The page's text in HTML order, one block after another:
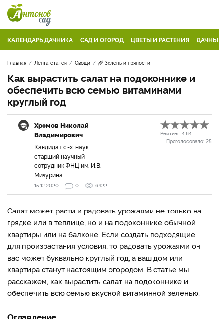
КАЛЕНДАРЬ ДАЧНИКА САД И ОГОРОД ЦВЕТЫ И РАСТЕНИЯ
Главная Лента статей Овощи 🌾 Зелень и пряности
Как вырастить салат на подоконнике и
обеспечить всю семью витаминами
круглый год
Хромов Николай
Владимирович
Кандидат с.-х. наук,
старший научный
сотрудник ФНЦ им. И.В.
Мичурина
Рейтинг: 4.84
Проголосовало: 25
15.12.2020 0 6422
Салат может расти и радовать урожаями не только на
грядке или в теплице, но и на подоконнике обычной
квартиры или на балконе. Если создать подходящие
для произрастания условия, то радовать урожаями он
вас может буквально круглый год, а ваш дом или
квартира станут настоящим огородом. В статье мы
расскажем, как вырастить салат на подоконнике и
обеспечить всю семью вкусной витаминной зеленью.
Оглавление